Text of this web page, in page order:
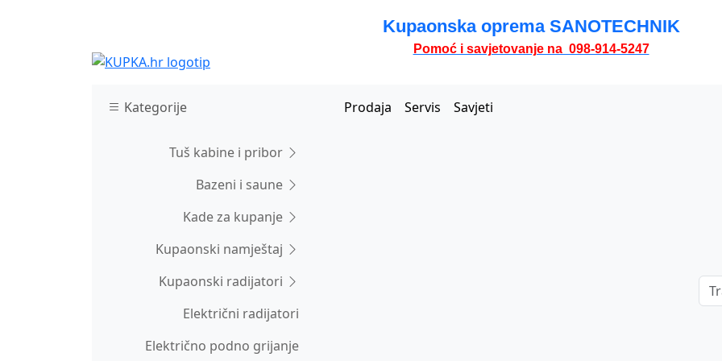
Kupaonska oprema SANOTECHNIK
Pomoć i savjetovanje na 098-914-5247
Kategorije
Tuš kabine i pribor
Bazeni i saune
Kade za kupanje
Kupaonski namještaj
Kupaonski radijatori
Električni radijatori
Električno podno grijanje
Prodaja Servis Savjeti